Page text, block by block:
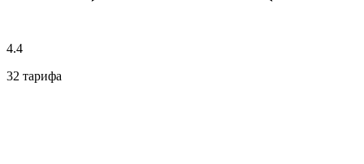
4.4
32 тарифа